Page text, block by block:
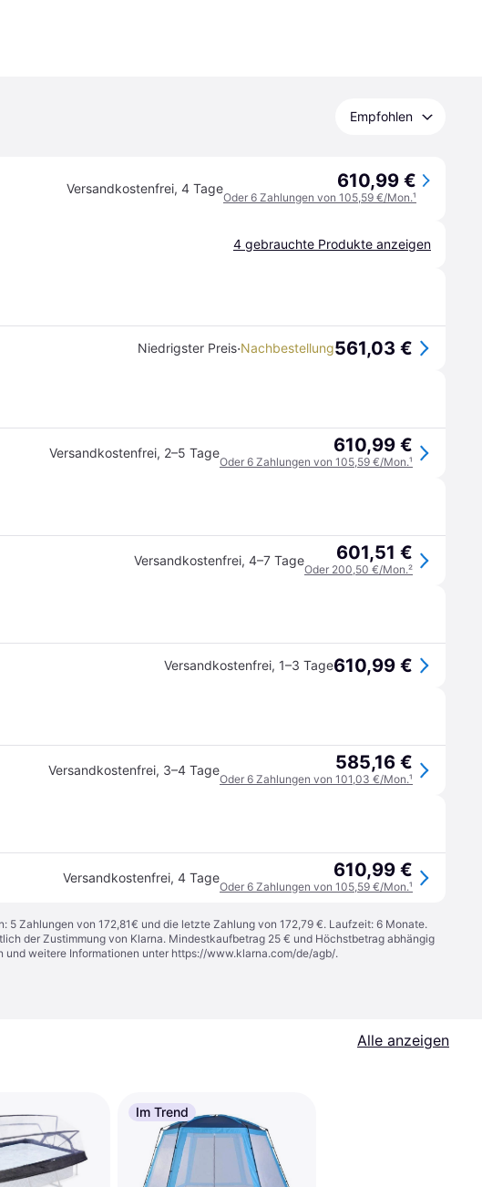
Empfohlen
Versandkostenfrei, 4 Tage 610,99 €
Oder 6 Zahlungen von 105,59 €/Mon.¹
4 gebrauchte Produkte anzeigen
Niedrigster Preis·Nachbestellung561,03 €
Versandkostenfrei, 2–5 Tage 610,99 €
Oder 6 Zahlungen von 105,59 €/Mon.¹
Versandkostenfrei, 4–7 Tage 601,51 €
Oder 200,50 €/Mon.²
Versandkostenfrei, 1–3 Tage610,99 €
Versandkostenfrei, 3–4 Tage 585,16 €
Oder 6 Zahlungen von 101,03 €/Mon.¹
Versandkostenfrei, 4 Tage 610,99 €
Oder 6 Zahlungen von 105,59 €/Mon.¹
5 Zahlungen von 172,81€ und die letzte Zahlung von 172,79 €. Laufzeit: 6 Monate.
der Zustimmung von Klarna. Mindestkaufbetrag 25 € und Höchstbetrag abhängig
und weitere Informationen unter https://www.klarna.com/de/agb/.
Alle anzeigen
Im Trend